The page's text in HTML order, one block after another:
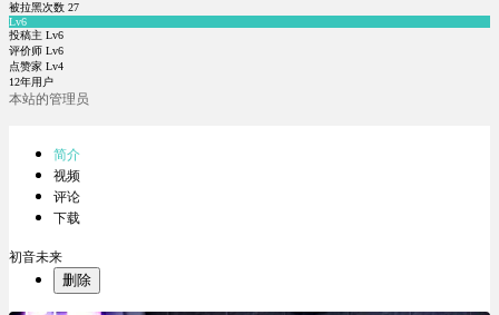
被拉黑次数 27
Lv6
投稿主 Lv6
评价师 Lv6
点赞家 Lv4
12年用户
本站的管理员
简介
视频
评论
下载
初音未来
删除